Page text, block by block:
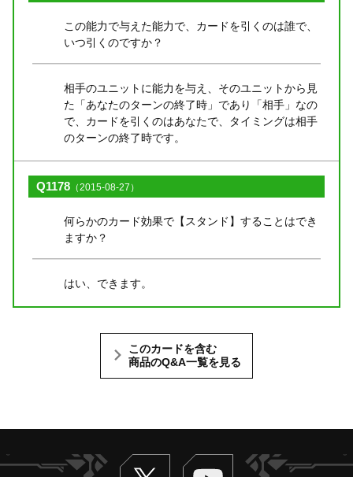
この能力で与えた能力で、カードを引くのは誰で、
いつ引くのですか？
相手のユニットに能力を与え、そのユニットから見
た「あなたのターンの終了時」であり「相手」なの
で、カードを引くのはあなたで、タイミングは相手
のターンの終了時です。
Q1178 （2015-08-27）
何らかのカード効果で【スタンド】することはでき
ますか？
はい、できます。
このカードを含む
商品のQ&A一覧を見る
Twitter ヴァンガードch